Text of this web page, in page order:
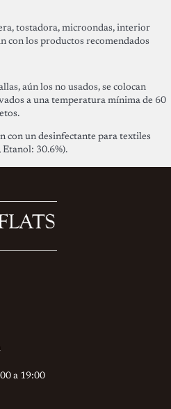
tostadora, microondas, interior
con los productos recomendados
aún los no usados, se colocan
a una temperatura mínima de 60
con un desinfectante para textiles
30.6%).
a 19:00